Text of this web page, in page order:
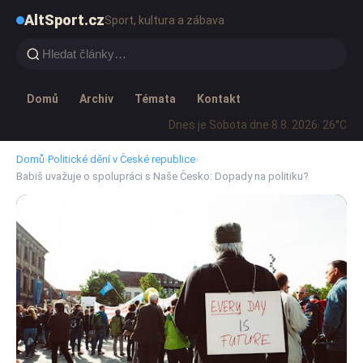
AltSport.czSport, kultura a zábava
Domů Archiv Témata
Kontakt
Dnes je Sobota dne 8 8. 2026· 26°C
Domů›Politické dění v České republice›
Babiš uvažuje o spolupráci s Naše Česko: Dopady na politiku?